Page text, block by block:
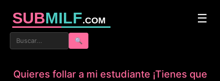
SUBMILF.COM ☰
🔍
Quieres follar a mi estudiante ¡Tienes que